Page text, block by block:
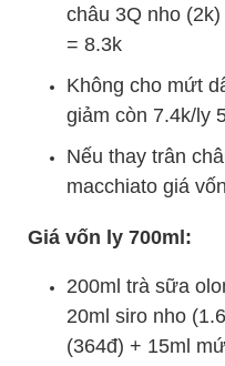
châu 3Q nho
= 8.3k
Không cho mứt
giảm còn 7.4k/ly
Nếu thay trân
macchiato giá
Giá vốn ly 700ml:
200ml trà sữa
20ml siro nho
(364đ) + 15ml